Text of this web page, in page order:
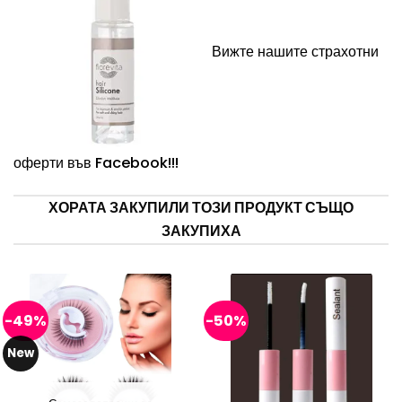
Вижте нашите страхотни
оферти във Facebook!!!
ХОРАТА ЗАКУПИЛИ ТОЗИ ПРОДУКТ СЪЩО
ЗАКУПИХА
-49%
New
-50%